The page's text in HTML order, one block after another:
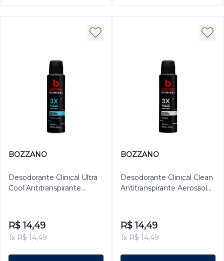
BOZZANO
Desodorante Clinical Ultra
Cool Antitranspirante
R$ 14,49
1x R$ 14,49
BOZZANO
Desodorante Clinical Clean
Antitranspirante Aerossol
R$ 14,49
1x R$ 14,49